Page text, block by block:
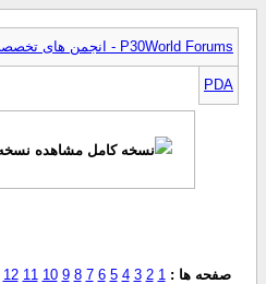
P30World Forums - انجمن های تخصصی پی سی ورلد
PDA
مشاهده
صفحه ها : 1
2
3
4
5
6
7
8
9
10
11
12